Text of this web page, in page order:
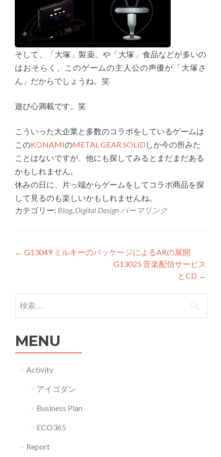
そして、「大塚」製薬、や「大塚」食品などが多いの
はおそらく、このゲームの主人公の声優が「大塚さ
ん」だからでしょうね。笑
遊び心満載です。笑
こういった大企業と多数のコラボをしているゲームは
このKONAMIのMETAL GEAR SOLID しか今の所みた
ことはないですが、他にも探してみるとまだまだある
かもしれません。
休みの日に、片っ端からゲームをしてコラボ商品を探
して見るのも楽しいかもしれませんね。
カテゴリー: Blog, Digital Design パーマリンク
投稿ナビゲーション
← G13049 ミルキーのパッケージによるARの展開
G13025 音楽配信サービス
とCD →
検索:
MENU
Activity
アイゴダン
Business Plan
ECO365
Report